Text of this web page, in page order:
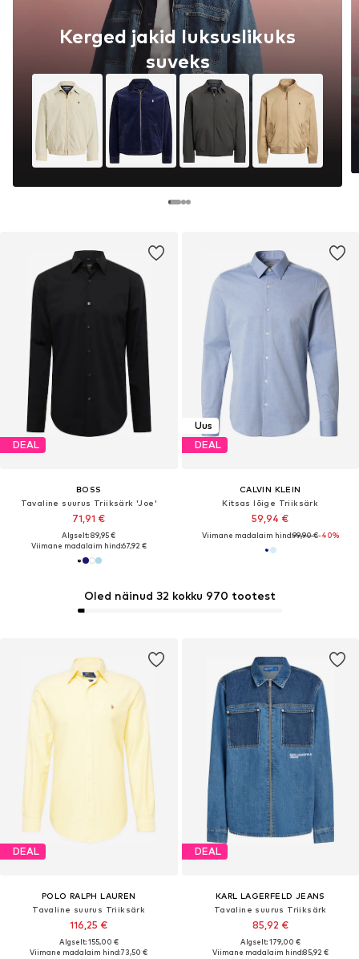
Kerged jakid luksuslikuks
suveks
DEAL
BOSS
Tavaline suurus Triiksärk 'Joe'
71,91 €
Algselt: 89,95 €
Viimane madalaim hind:67,92 €
Uus
DEAL
CALVIN KLEIN
Kitsas lõige Triiksärk
59,94 €
Viimane madalaim hind:99,90 €-40%
DEAL
POLO RALPH LAUREN
Tavaline suurus Triiksärk
116,25 €
Algselt: 155,00 €
Viimane madalaim hind:73,50 €
DEAL
KARL LAGERFELD JEANS
Tavaline suurus Triiksärk
85,92 €
Algselt: 179,00 €
Viimane madalaim hind:85,92 €
Oled näinud 32 kokku 970 tootest